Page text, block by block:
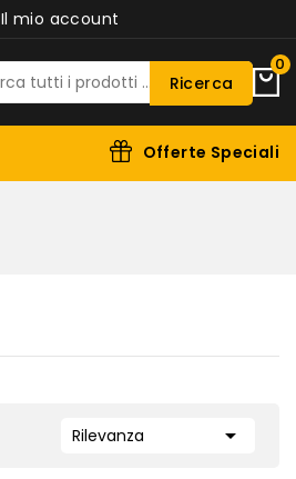
Il mio account
Ricerca
0
Offerte Speciali
Rilevanza 